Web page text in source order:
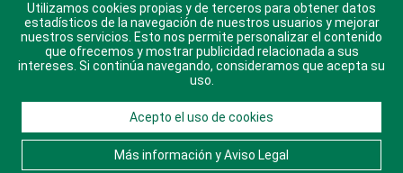
Escuchando al corazón
Economía Personal
Descarga nuestras aplicaciones para Android, iOS y
sistema Huawei.
© 2021 Diario Libre, todos los derechos reservados.
Consulta elAviso Legal. Ponte en Contacto
Utilizamos cookies propias y de terceros para obtener datos
estadísticos de la navegación de nuestros usuarios y mejorar
nuestros servicios. Esto nos permite personalizar el contenido
que ofrecemos y mostrar publicidad relacionada a sus
intereses. Si continúa navegando, consideramos que acepta su
uso.
Acepto el uso de cookies
Más información y Aviso Legal